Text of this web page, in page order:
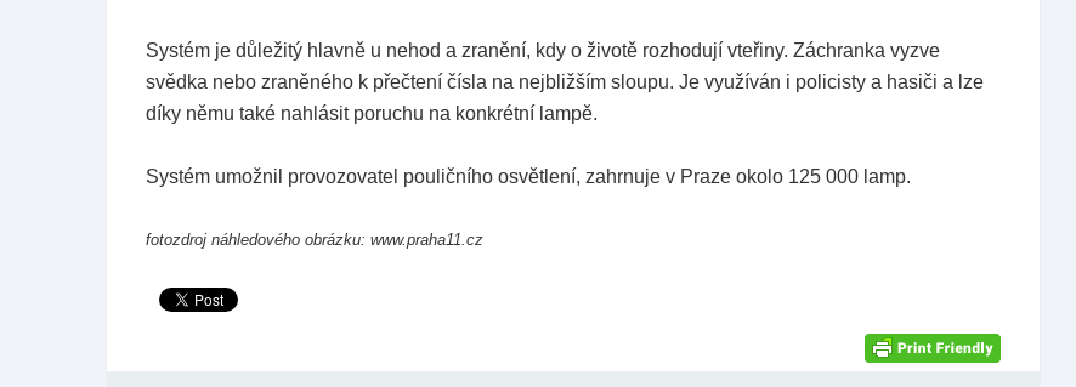
Systém je důležitý hlavně u nehod a zranění, kdy o životě rozhodují vteřiny. Záchranka vyzve
svědka nebo zraněného k přečtení čísla na nejbližším sloupu. Je využíván i policisty a hasiči a lze
díky němu také nahlásit poruchu na konkrétní lampě.
Systém umožnil provozovatel pouličního osvětlení, zahrnuje v Praze okolo 125 000 lamp.
fotozdroj náhledového obrázku: www.praha11.cz